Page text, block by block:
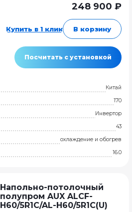
248 900 ₽
Купить в 1 клик В корзину
Посчитать с установкой
Китай
170
Инвертор
43
охлаждение и обогрев
16.0
Напольно-потолочный
полупром AUX ALCF-
H60/5R1C/AL-H60/5R1C(U)